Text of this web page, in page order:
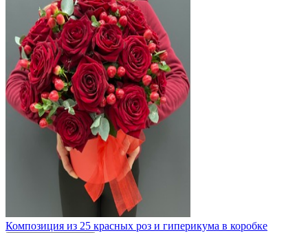
Композиция из 25 красных роз и гиперикума в коробке